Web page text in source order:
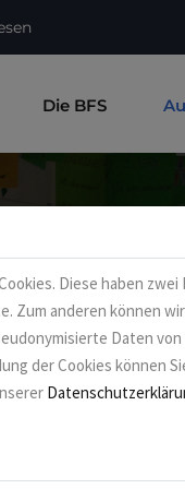
Die BFS
Home
Diese haben
Zum anderen können
Daten
der Cookies können